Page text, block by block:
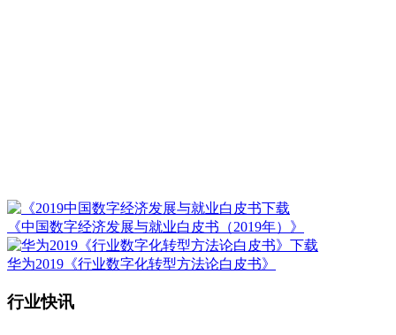
《中国数字经济发展与就业白皮书（2019年）》
华为2019《行业数字化转型方法论白皮书》
行业快讯